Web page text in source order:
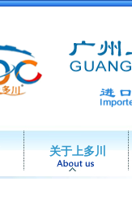
关于上多川